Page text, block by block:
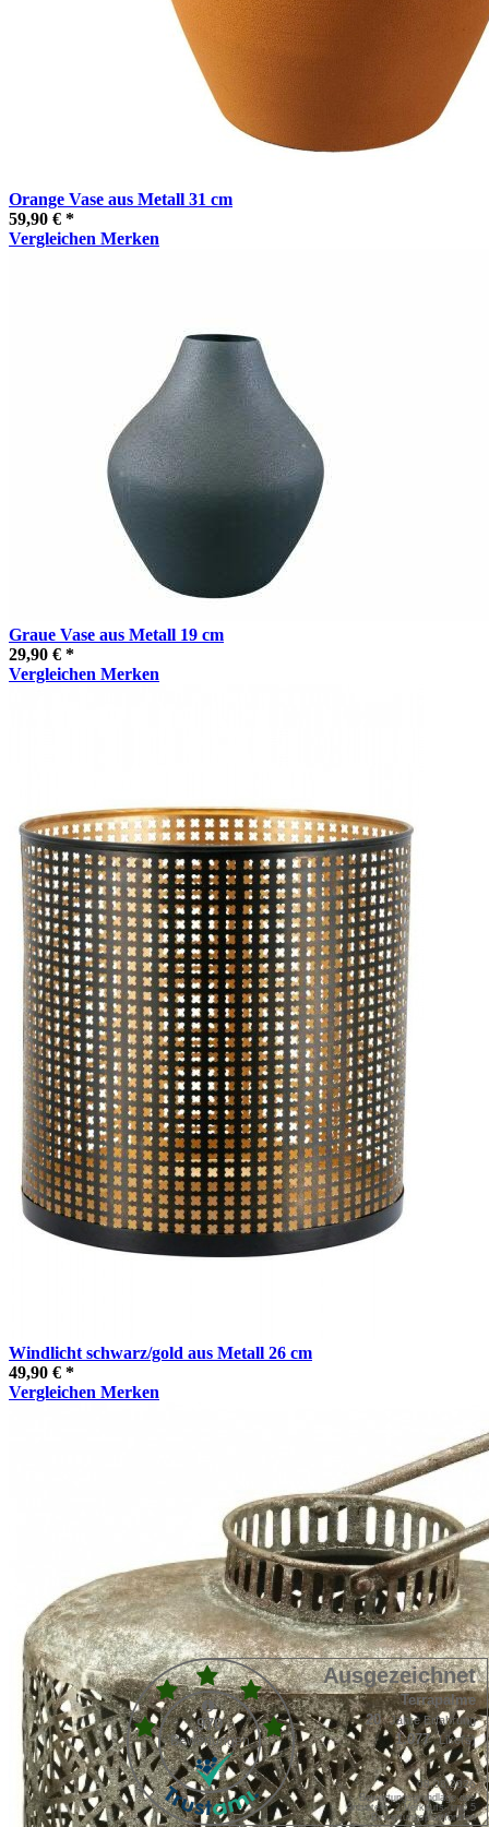
Orange Vase aus Metall 31 cm
59,90 € *
Vergleichen Merken
Graue Vase aus Metall 19 cm
29,90 € *
Vergleichen Merken
Windlicht schwarz/gold aus Metall 26 cm
49,90 € *
Vergleichen Merken